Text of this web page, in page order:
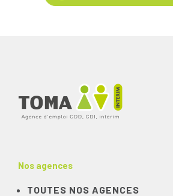
Nos agences
TOUTES NOS AGENCES